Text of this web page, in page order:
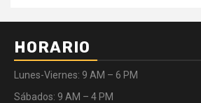
HORARIO
Lunes-Viernes: 9 AM – 6 PM
Sábados: 9 AM – 4 PM